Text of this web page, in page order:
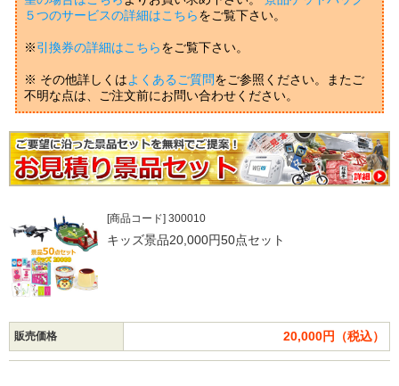
５つのサービスの詳細はこちらをご覧下さい。
※引換券の詳細はこちらをご覧下さい。
※ その他詳しくはよくあるご質問をご参照ください。またご
不明な点は、ご注文前にお問い合わせください。
[商品コード] 300010
キッズ景品20,000円50点セット
販売価格 20,000円（税込）